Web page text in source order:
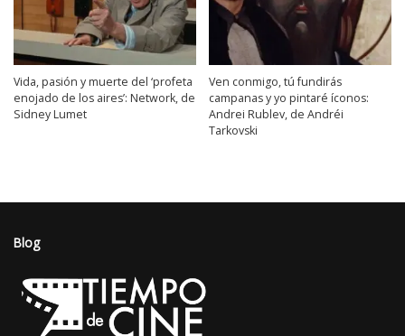
Vida, pasión y muerte del ‘profeta
enojado de los aires’: Network, de
Sidney Lumet
Ven conmigo, tú fundirás
campanas y yo pintaré íconos:
Andrei Rublev, de Andréi
Tarkovski
Blog